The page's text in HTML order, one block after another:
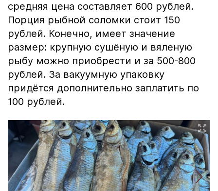
средняя цена составляет 600 рублей.
Порция рыбной соломки стоит 150
рублей. Конечно, имеет значение
размер: крупную сушёную и вяленую
рыбу можно приобрести и за 500-800
рублей. За вакуумную упаковку
придётся дополнительно заплатить по
100 рублей.